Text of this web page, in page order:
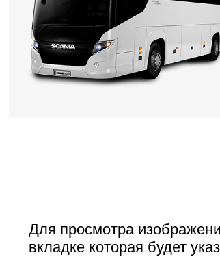
Для просмотра
вкладке которая будет